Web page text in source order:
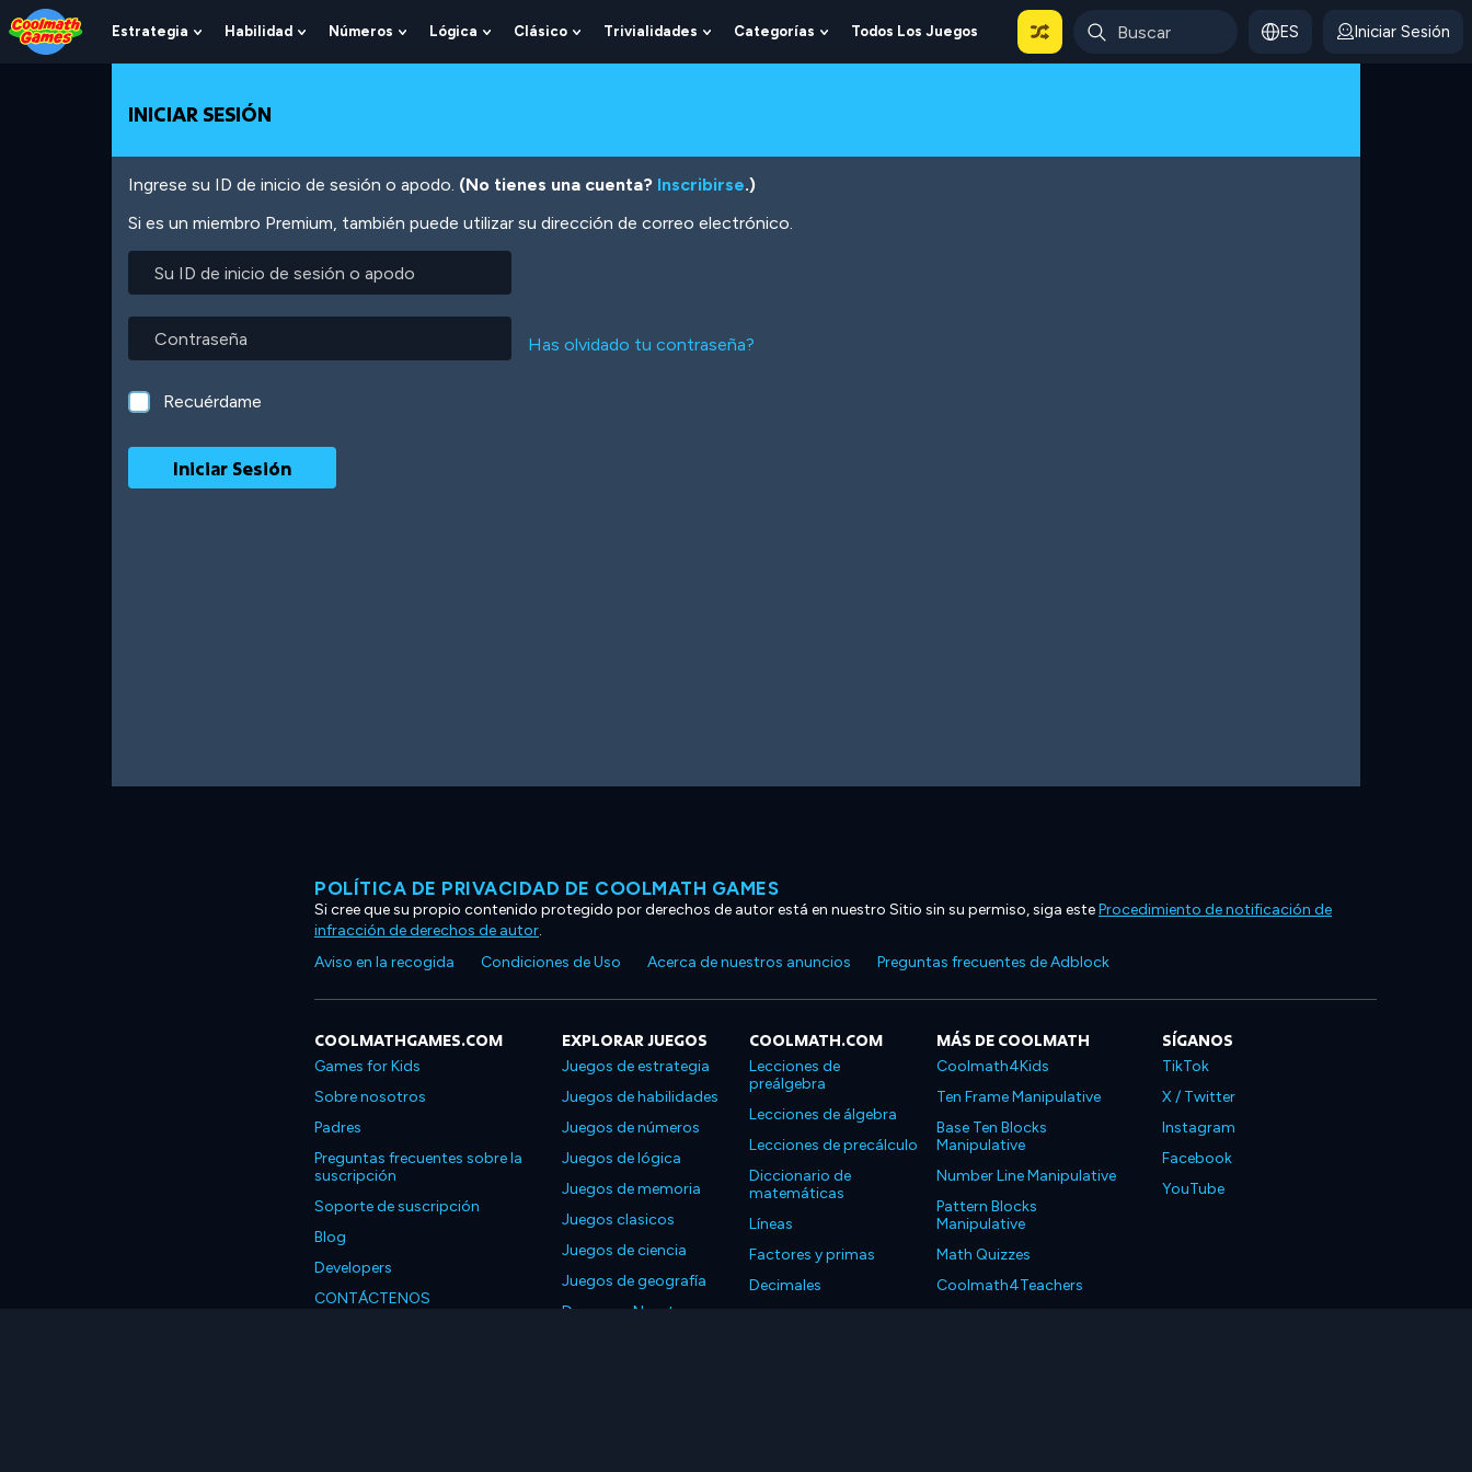
Skip
to
Top
Skip
to
Navigation
Skip
to
Main
Skip
to
Footer
Pasar
al
contenido
Estrategia
Show
Submenu
Estrategia
Habilidad
Show
Submenu
Números
Show
Submenu
Lógica
Show
Submenu
Clásico
Show
Submenu
Trivialidades
Show
Submenu
Categorías
Show
Submenu
Todos Los Juegos ES Iniciar Sesión
INICIAR SESIÓN
Ingrese su ID de inicio de sesión o apodo. (No tienes una cuenta? Inscribirse.)
Si es un miembro Premium, también puede utilizar su dirección de correo electrónico.
inicio
sesión
o
apodo
Has olvidado tu contraseña?
Recuérdame
POLÍTICA DE PRIVACIDAD DE COOLMATH GAMES
Si cree que su propio contenido protegido por derechos de autor está en nuestro Sitio sin su permiso, siga esteProcedimiento de notificación de
infracción de derechos de autor.
Aviso en la recogida
Condiciones de Uso Acerca de nuestros anuncios Preguntas frecuentes de Adblock
COOLMATHGAMES.COM
Games for Kids
Sobre nosotros
Padres
Preguntas frecuentes sobre la
suscripción
Soporte de suscripción
Blog
Developers
CONTÁCTENOS
EXPLORAR JUEGOS
Juegos de estrategia
Juegos de habilidades
Juegos de números
Juegos de lógica
Juegos de memoria
Juegos clasicos
Juegos de ciencia
Juegos de geografía
Descarga Nuestras
COOLMATH.COM
Lecciones de
preálgebra
Lecciones de álgebra
Lecciones de precálculo
Diccionario de
matemáticas
Líneas
Factores y primas
Decimales
MÁS DE COOLMATH
Coolmath4Kids
Ten Frame Manipulative
Base Ten Blocks
Manipulative
Number Line Manipulative
Pattern Blocks
Manipulative
Math Quizzes
Coolmath4Teachers
SÍGANOS
TikTok
X / Twitter
Instagram
Facebook
YouTube